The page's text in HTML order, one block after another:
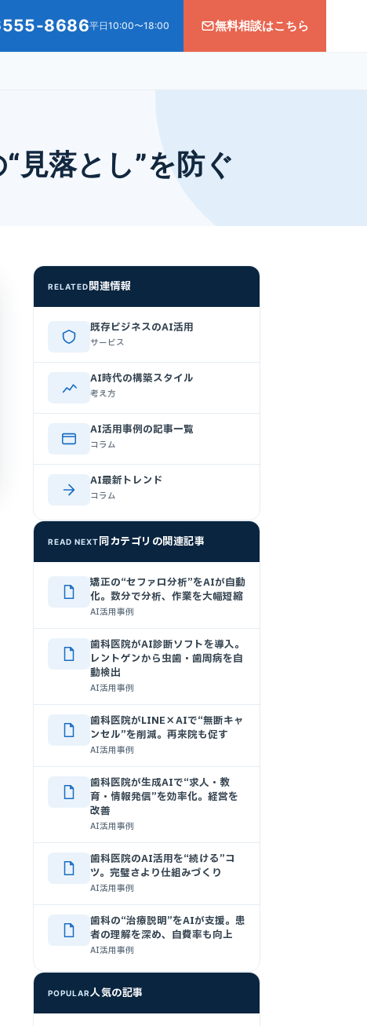
8686平日10:00〜18:00 無料相談はこちら
見落とし”を防ぐ
RELATED関連情報
既存ビジネスのAI活用
サービス
AI時代の構築スタイル
考え方
AI活用事例の記事一覧
コラム
AI最新トレンド
コラム
READ NEXT同カテゴリの関連記事
矯正の“セファロ分析”をAIが自動
化。数分で分析、作業を大幅短縮
AI活用事例
歯科医院がAI診断ソフトを導入。
レントゲンから虫歯・歯周病を自
動検出
AI活用事例
歯科医院がLINE×AIで“無断キャ
ンセル”を削減。再来院も促す
AI活用事例
歯科医院が生成AIで“求人・教
育・情報発信”を効率化。経営を
改善
AI活用事例
歯科医院のAI活用を“続ける”コ
ツ。完璧さより仕組みづくり
AI活用事例
歯科の“治療説明”をAIが支援。患
者の理解を深め、自費率も向上
AI活用事例
POPULAR人気の記事